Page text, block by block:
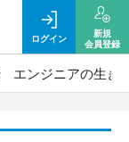
ログイン
新規
会員登録
エンジニアの生き